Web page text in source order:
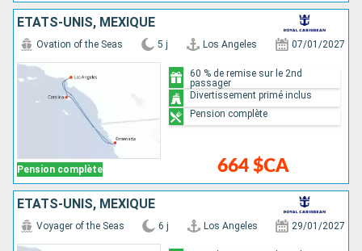
ÉTATS-UNIS, MEXIQUE
Pension complète
Ovation of the Seas 5 j Los Angeles 07/01/2027
664 $CA
60 % de remise sur le 2nd
passager
Divertissement primé inclus
Pension complète
ÉTATS-UNIS, MEXIQUE
Voyager of the Seas 6 j Los Angeles 29/01/2027